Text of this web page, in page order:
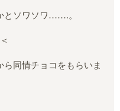
とソワソワ…….。
同情チョコをもらいま